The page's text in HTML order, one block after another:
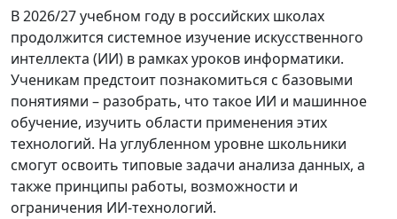
В 2026/27 учебном году в российских школах
продолжится системное изучение искусственного
интеллекта (ИИ) в рамках уроков информатики.
Ученикам предстоит познакомиться с базовыми
понятиями – разобрать, что такое ИИ и машинное
обучение, изучить области применения этих
технологий. На углубленном уровне школьники
смогут освоить типовые задачи анализа данных, а
также принципы работы, возможности и
ограничения ИИ-технологий.